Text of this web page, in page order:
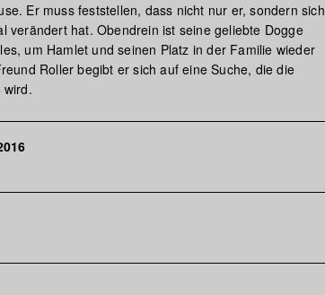
Er muss feststellen, dass nicht nur er, sondern sich
verändert hat. Obendrein ist seine geliebte Dogge
um Hamlet und seinen Platz in der Familie wieder
Roller begibt er sich auf eine Suche, die die
wird.